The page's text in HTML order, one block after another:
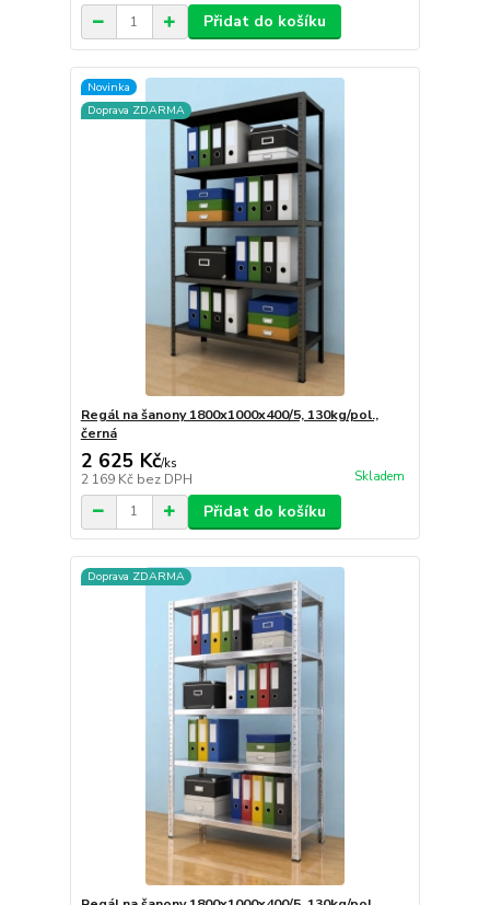
Přidat do košíku
Novinka
Doprava ZDARMA
Regál na šanony 1800x1000x400/5, 130kg/pol.,
černá
2 625 Kč/ks
2 169 Kč bez DPH Skladem
Přidat do košíku
Doprava ZDARMA